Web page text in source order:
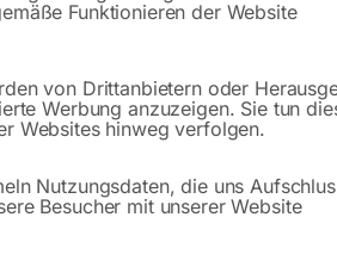
In den
Sie haben
Gerne
Funktionieren der Website
von Drittanbietern oder
Werbung anzuzeigen. Sie tun
Websites hinweg verfolgen.
Nutzungsdaten, die uns
Besucher mit unserer Website